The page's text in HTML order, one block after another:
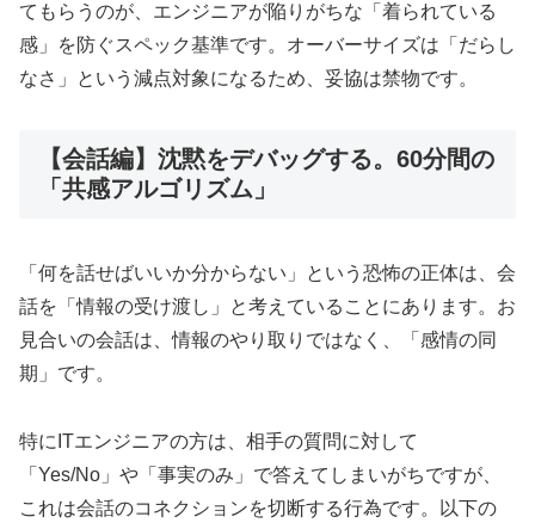
てもらうのが、エンジニアが陥りがちな「着られている
感」を防ぐスペック基準です。オーバーサイズは「だらし
なさ」という減点対象になるため、妥協は禁物です。
【会話編】沈黙をデバッグする。60分間の
「共感アルゴリズム」
「何を話せばいいか分からない」という恐怖の正体は、会
話を「情報の受け渡し」と考えていることにあります。お
見合いの会話は、情報のやり取りではなく、「感情の同
期」です。
特にITエンジニアの方は、相手の質問に対して
「Yes/No」や「事実のみ」で答えてしまいがちですが、
これは会話のコネクションを切断する行為です。以下の